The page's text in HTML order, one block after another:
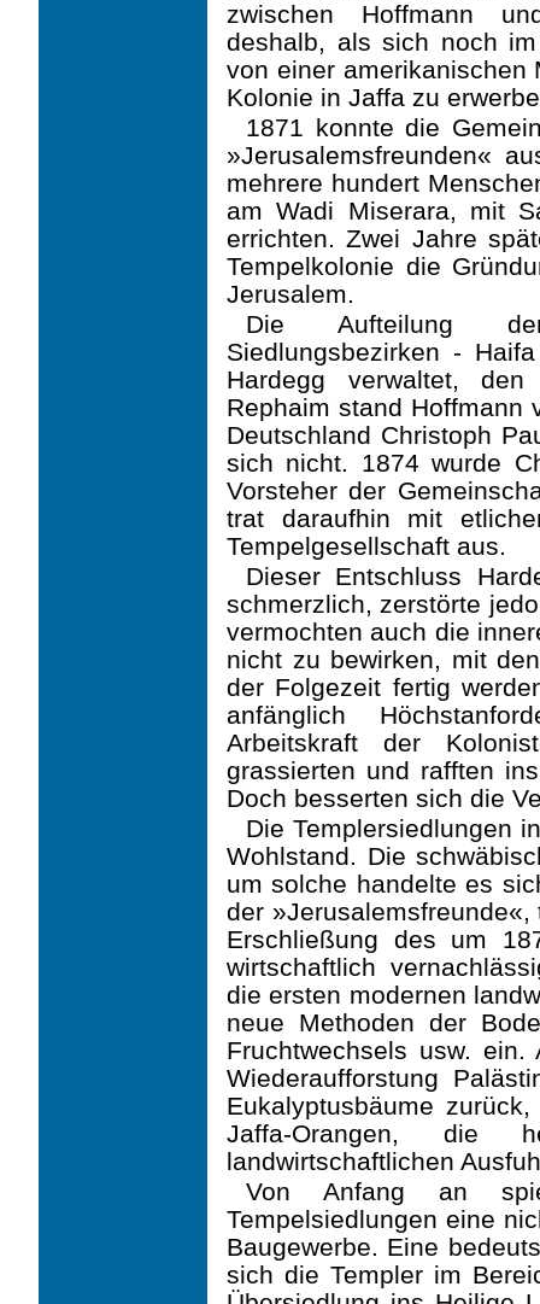
zwischen Hoffmann
deshalb, als sich noch
von einer amerikanischen
Kolonie in Jaffa zu
1871 konnte die
»Jerusalemsfreunden«
mehrere hundert
am Wadi Miserara, mit
errichten. Zwei Jahre
Tempelkolonie die
Jerusalem.
Die Aufteilung
Siedlungsbezirken -
Hardegg verwaltet,
Rephaim stand Hoffmann
Deutschland Christoph
sich nicht. 1874 wurde
Vorsteher der
trat daraufhin mit
Tempelgesellschaft aus.
Dieser Entschluss
schmerzlich, zerstörte
vermochten auch die
nicht zu bewirken, mit
der Folgezeit fertig
anfänglich
Arbeitskraft der
grassierten und rafften
Doch besserten sich die
Die Templersiedlungen
Wohlstand. Die
um solche handelte es
der
Erschließung des um
wirtschaftlich
die ersten modernen
neue Methoden der
Fruchtwechsels usw.
Wiederaufforstung
Eukalyptusbäume
Jaffa-Orangen, die
landwirtschaftlichen
Von Anfang an
Tempelsiedlungen eine
Baugewerbe. Eine
sich die Templer im